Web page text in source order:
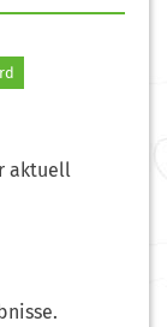
aktuell